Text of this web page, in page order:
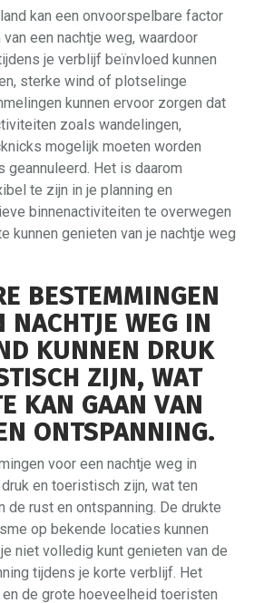
kan een onvoorspelbare factor
een nachtje weg, waardoor
je verblijf beïnvloed kunnen
sterke wind of plotselinge
kunnen ervoor zorgen dat
zoals wandelingen,
mogelijk moeten worden
Het is daarom
te zijn in je planning en
binnenactiviteiten te overwegen
kunnen genieten van je nachtje weg
BESTEMMINGEN
NACHTJE WEG IN
KUNNEN DRUK
ZIJN, WAT
KAN GAAN VAN
ONTSPANNING.
voor een nachtje weg in
en toeristisch zijn, wat ten
de rust en ontspanning. De drukte
op bekende locaties kunnen
niet volledig kunt genieten van de
tijdens je korte verblijf. Het
de grote hoeveelheid toeristen